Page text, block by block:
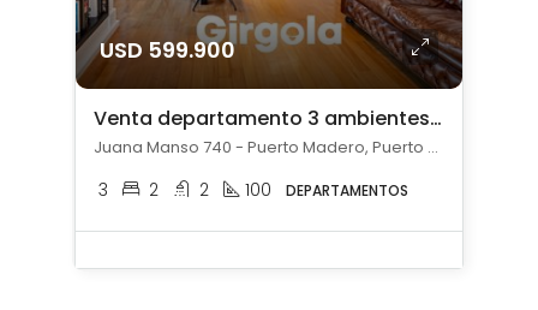
USD 599.900
Venta departamento 3 ambientes en Puerto Madero con 2 cocheras
Juana Manso 740 - Puerto Madero, Puerto Madero, Capital Federal
3 2 2 100 DEPARTAMENTOS